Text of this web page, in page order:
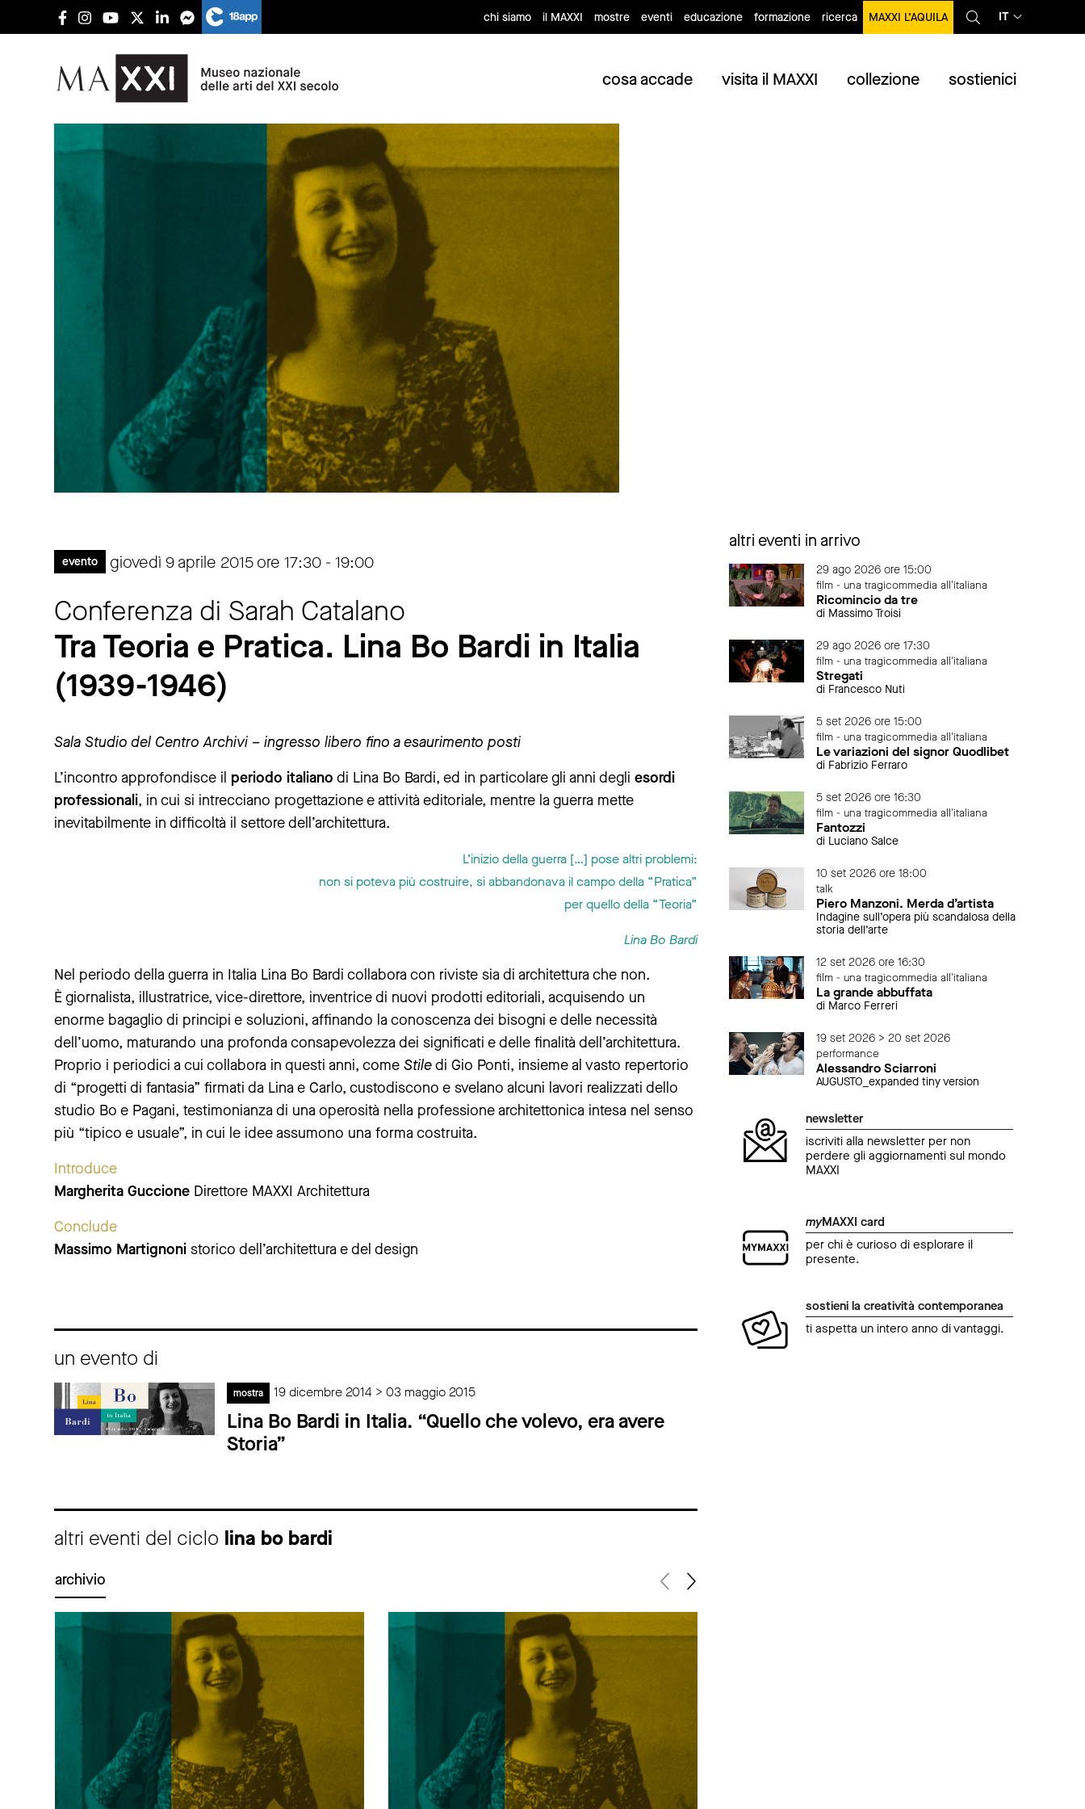
chi siamo il MAXXI mostre eventi educazione formazione ricerca MAXXI L’AQUILA IT
cosa accade visita il MAXXI collezione sostienici
evento giovedì 9 aprile 2015 ore 17:30 - 19:00
Conferenza di Sarah Catalano
Tra Teoria e Pratica. Lina Bo Bardi in Italia
(1939-1946)
Sala Studio del Centro Archivi – ingresso libero fino a esaurimento posti
L’incontro approfondisce il periodo italiano di Lina Bo Bardi, ed in particolare gli anni degli esordi
professionali, in cui si intrecciano progettazione e attività editoriale, mentre la guerra mette
inevitabilmente in difficoltà il settore dell’architettura.
L’inizio della guerra […] pose altri problemi:
non si poteva più costruire, si abbandonava il campo della “Pratica”
per quello della “Teoria”
Lina Bo Bardi
Nel periodo della guerra in Italia Lina Bo Bardi collabora con riviste sia di architettura che non.
È giornalista, illustratrice, vice-direttore, inventrice di nuovi prodotti editoriali, acquisendo un
enorme bagaglio di principi e soluzioni, affinando la conoscenza dei bisogni e delle necessità
dell’uomo, maturando una profonda consapevolezza dei significati e delle finalità dell’architettura.
Proprio i periodici a cui collabora in questi anni, come Stiledi Gio Ponti, insieme al vasto repertorio
di “progetti di fantasia” firmati da Lina e Carlo, custodiscono e svelano alcuni lavori realizzati dello
studio Bo e Pagani, testimonianza di una operosità nella professione architettonica intesa nel senso
più “tipico e usuale”, in cui le idee assumono una forma costruita.
Introduce
Margherita Guccione Direttore MAXXI Architettura
Conclude
Massimo Martignoni storico dell’architettura e del design
un evento di
mostra 19 dicembre 2014 > 03 maggio 2015
Lina Bo Bardi in Italia. “Quello che volevo, era avere
Storia”
altri eventi del ciclo lina bo bardi
archivio
altri eventi in arrivo
29 ago 2026 ore 15:00
film - una tragicommedia all'italiana
Ricomincio da tre
di Massimo Troisi
29 ago 2026 ore 17:30
film - una tragicommedia all'italiana
Stregati
di Francesco Nuti
5 set 2026 ore 15:00
film - una tragicommedia all'italiana
Le variazioni del signor Quodlibet
di Fabrizio Ferraro
5 set 2026 ore 16:30
film - una tragicommedia all'italiana
Fantozzi
di Luciano Salce
10 set 2026 ore 18:00
talk
Piero Manzoni. Merda d’artista
Indagine sull’opera più scandalosa della
storia dell’arte
12 set 2026 ore 16:30
film - una tragicommedia all'italiana
La grande abbuffata
di Marco Ferreri
19 set 2026 > 20 set 2026
performance
Alessandro Sciarroni
AUGUSTO_expanded tiny version
newsletter
iscriviti alla newsletter per non
perdere gli aggiornamenti sul mondo
MAXXI
myMAXXI card
per chi è curioso di esplorare il
presente.
sostieni la creatività contemporanea
ti aspetta un intero anno di vantaggi.